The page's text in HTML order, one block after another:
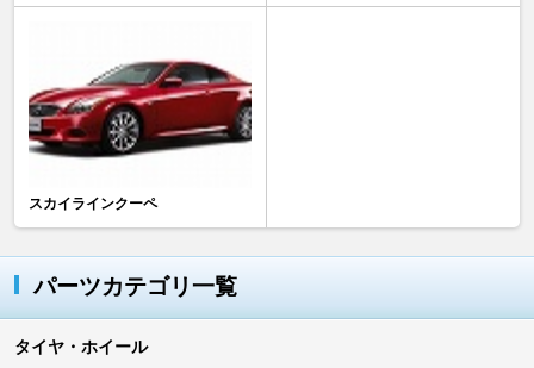
スカイラインクーペ
パーツカテゴリ一覧
タイヤ・ホイール